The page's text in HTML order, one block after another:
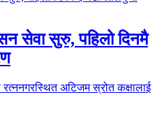
सेवा सुरु, पहिलो दिनमै